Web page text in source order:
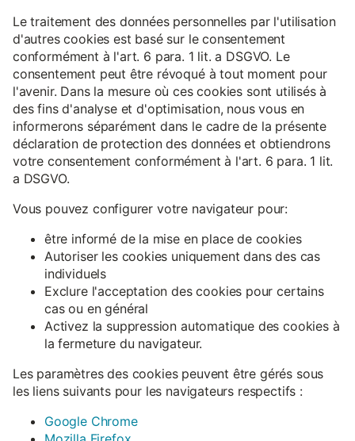
Le traitement des données personnelles par l'utilisation
d'autres cookies est basé sur le consentement
conformément à l'art. 6 para. 1 lit. a DSGVO. Le
consentement peut être révoqué à tout moment pour
l'avenir. Dans la mesure où ces cookies sont utilisés à
des fins d'analyse et d'optimisation, nous vous en
informerons séparément dans le cadre de la présente
déclaration de protection des données et obtiendrons
votre consentement conformément à l'art. 6 para. 1 lit.
a DSGVO.
Vous pouvez configurer votre navigateur pour:
être informé de la mise en place de cookies
Autoriser les cookies uniquement dans des cas
individuels
Exclure l'acceptation des cookies pour certains
cas ou en général
Activez la suppression automatique des cookies à
la fermeture du navigateur.
Les paramètres des cookies peuvent être gérés sous
les liens suivants pour les navigateurs respectifs :
Google Chrome